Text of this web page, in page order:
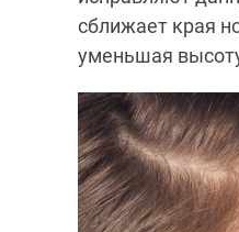
сближает края
уменьшая